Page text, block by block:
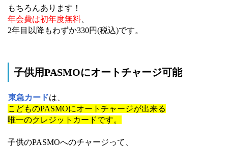
もちろんあります！
年会費は初年度無料
2年目以降もわずか330円(税込)です。
子供用PASMOにオートチャージ可能
東急カードは、
こどものPASMOにオートチャージが出来る
唯一のクレジットカードです。
子供のPASMOへのチャージって、